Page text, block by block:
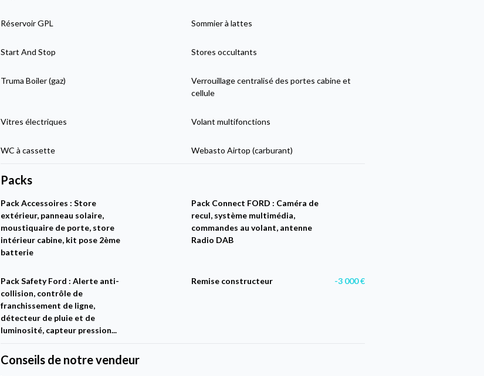
Réservoir GPL Sommier à lattes
Start And Stop Stores occultants
Truma Boiler (gaz)
Verrouillage centralisé des portes cabine et
cellule
Vitres électriques Volant multifonctions
WC à cassette Webasto Airtop (carburant)
Packs
Pack Accessoires : Store
extérieur, panneau solaire,
moustiquaire de porte, store
intérieur cabine, kit pose 2ème
batterie
Pack Connect FORD : Caméra de
recul, système multimédia,
commandes au volant, antenne
Radio DAB
Pack Safety Ford : Alerte anti-
collision, contrôle de
franchissement de ligne,
détecteur de pluie et de
luminosité, capteur pression...
Remise constructeur -3 000 €
Conseils de notre vendeur